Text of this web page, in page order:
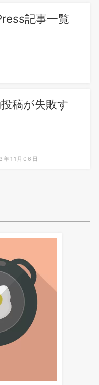
記事一覧
稿が失敗す
年11月06日